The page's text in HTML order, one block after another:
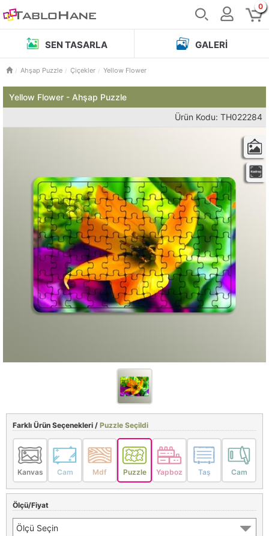
0
SEN TASARLA GALERI
Ahşap Puzzle Çiçekler Yellow Flower
Yellow Flower - Ahşap Puzzle
Ürün Kodu: TH022284
Farklı Ürün Seçenekleri / Puzzle Seçildi
Kanvas Cam Mdf Puzzle Yapboz Taş Cam
Ölçü/Fiyat
Ölçü Seçin